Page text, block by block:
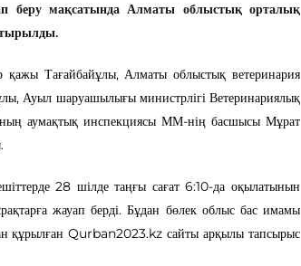
беру мақсатында Алматы облыстық орталық
Тағайбайұлы, Алматы облыстық ветеринария
Ауыл шаруашылығы министрлігі Ветеринариялық
аумақтық инспекциясы ММ-нің басшысы Мұрат
28 шілде таңғы сағат 6:10-да оқылатынын
жауап берді. Бұдан бөлек облыс бас имамы
құрылған Qurban2023.kz сайты арқылы тапсырыс